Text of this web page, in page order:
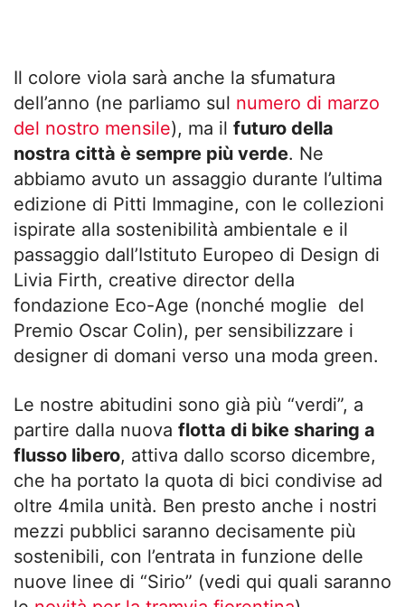
Il colore viola sarà anche la sfumatura
dell’anno (ne parliamo sul numero di marzo
del nostro mensile), ma il futuro della
nostra città è sempre più verde. Ne
abbiamo avuto un assaggio durante l’ultima
edizione di Pitti Immagine, con le collezioni
ispirate alla sostenibilità ambientale e il
passaggio dall’Istituto Europeo di Design di
Livia Firth, creative director della
fondazione Eco-Age (nonché moglie del
Premio Oscar Colin), per sensibilizzare i
designer di domani verso una moda green.
Le nostre abitudini sono già più “verdi”, a
partire dalla nuova flotta di bike sharing a
flusso libero, attiva dallo scorso dicembre,
che ha portato la quota di bici condivise ad
oltre 4mila unità. Ben presto anche i nostri
mezzi pubblici saranno decisamente più
sostenibili, con l’entrata in funzione delle
nuove linee di “Sirio” (vedi qui quali saranno